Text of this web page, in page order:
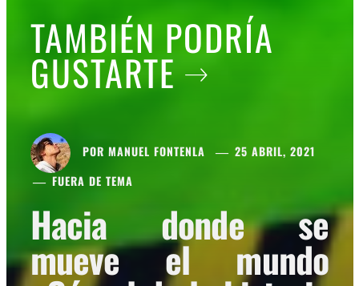
TAMBIÉN PODRÍA
GUSTARTE
POR MANUEL FONTENLA
25 ABRIL, 2021
FUERA DE TEMA
Hacia donde se
mueve el mundo